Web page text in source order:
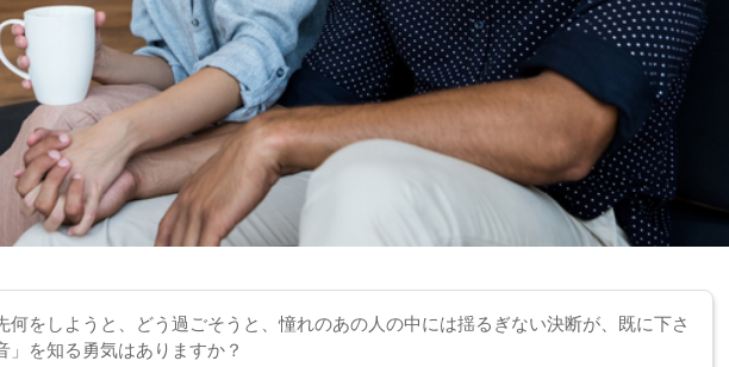
何をしようと、どう過ごそうと、憧れのあの人の中には揺るぎない決断が、既に下さ
を知る勇気はありますか？